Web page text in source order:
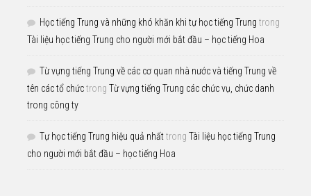
Học tiếng Trung và những khó khăn khi tự học tiếng Trung trong
Tài liệu học tiếng Trung cho người mới bắt đầu – học tiếng Hoa
Từ vựng tiếng Trung về các cơ quan nhà nước và tiếng Trung về
tên các tổ chứctrong Từ vựng tiếng Trung các chức vụ, chức danh
trong công ty
Tự học tiếng Trung hiệu quả nhấttrong Tài liệu học tiếng Trung
cho người mới bắt đầu – học tiếng Hoa